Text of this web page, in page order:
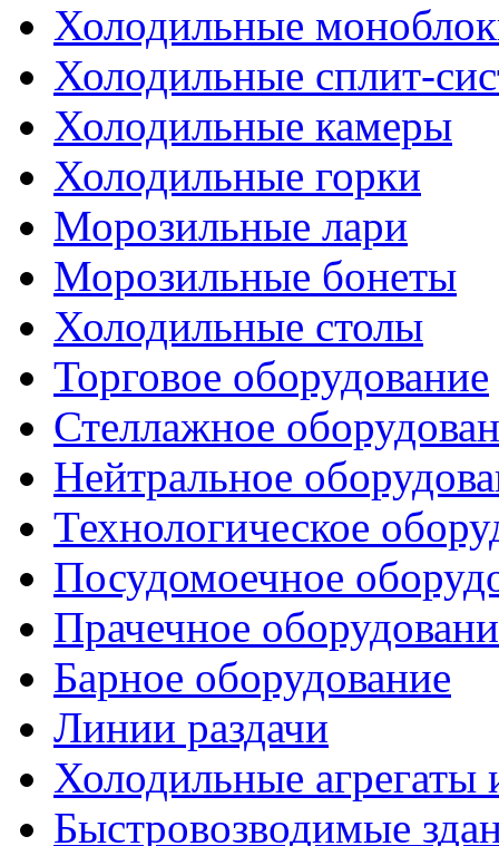
Холодильные
Холодильные сплит-
Холодильные камеры
Холодильные горки
Морозильные лари
Морозильные бонеты
Холодильные столы
Торговое оборудование
Стеллажное
Нейтральное
Технологическое
Посудомоечное
Прачечное
Барное оборудование
Линии раздачи
Холодильные агрегаты
Быстровозводимые